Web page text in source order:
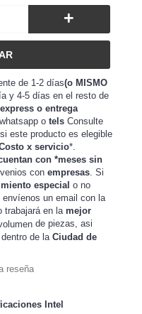
+
de 1-2 días(o MISMO
y 4-5 días en el resto de
o entrega
o tels Consulte
este producto es elegible
x servicio*.
con *meses sin
con empresas . Si
especial o no
envíenos un email con la
trabajará en la mejor
de piezas, asi
dentro de la Ciudad de
reseña
Intel